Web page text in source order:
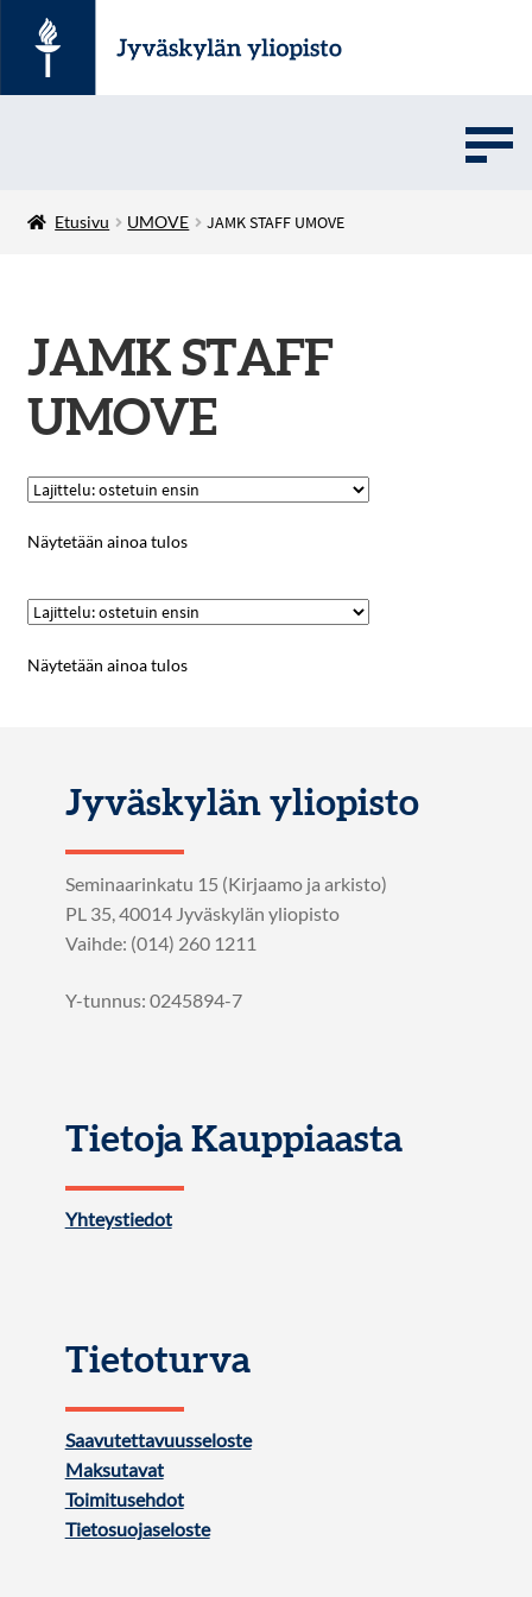
UMOVE
English
Etusivu UMOVE JAMK STAFF UMOVE
JAMK STAFF
UMOVE
Näytetään ainoa tulos
Näytetään ainoa tulos
Jyväskylän yliopisto
Seminaarinkatu 15 (Kirjaamo ja arkisto)
PL 35, 40014 Jyväskylän yliopisto
Vaihde: (014) 260 1211
Y-tunnus: 0245894-7
Tietoja Kauppiaasta
Yhteystiedot
Tietoturva
Saavutettavuusseloste
Maksutavat
Toimitusehdot
Tietosuojaseloste